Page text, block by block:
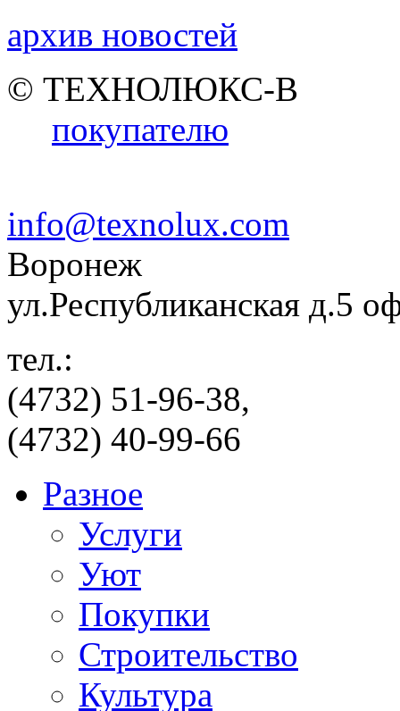
архив новостей
© ТЕХНОЛЮКС-В
покупателю
info@texnolux.com
Воронеж
ул.Республиканская д.5
тел.:
(4732) 51-96-38,
(4732) 40-99-66
Разное
Услуги
Уют
Покупки
Строительство
Культура